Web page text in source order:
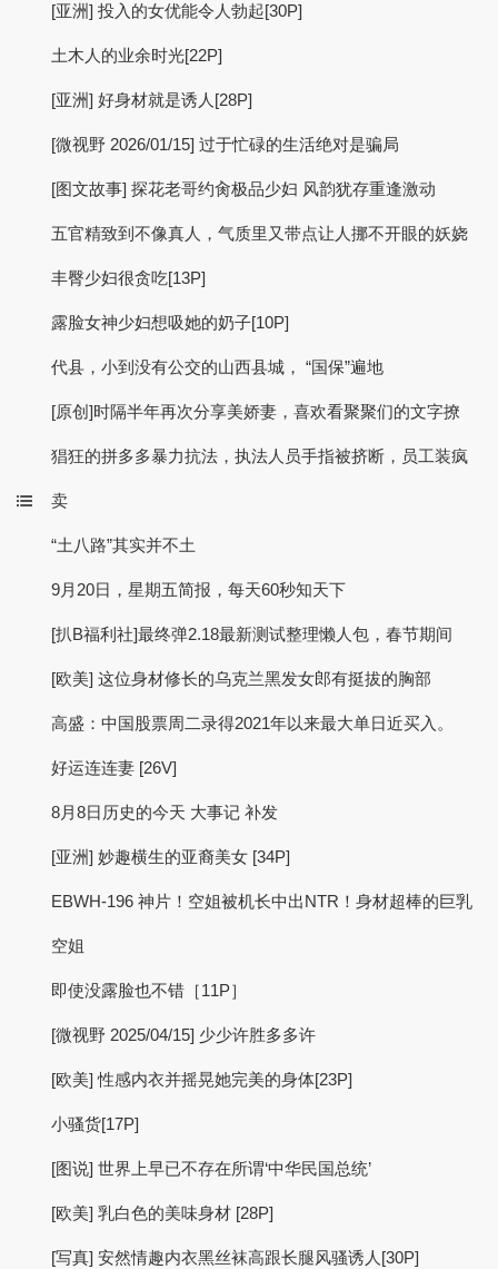
[亚洲] 投入的女优能令人勃起[30P]
土木人的业余时光[22P]
[亚洲] 好身材就是诱人[28P]
[微视野 2026/01/15] 过于忙碌的生活绝对是骗局
[图文故事] 探花老哥约肏极品少妇 风韵犹存重逢激动
五官精致到不像真人，气质里又带点让人挪不开眼的妖娆
丰臀少妇很贪吃[13P]
露脸女神少妇想吸她的奶子[10P]
代县，小到没有公交的山西县城， “国保”遍地
[原创]时隔半年再次分享美娇妻，喜欢看聚聚们的文字撩
猖狂的拼多多暴力抗法，执法人员手指被挤断，员工装疯
卖
“土八路”其实并不土
9月20日，星期五简报，每天60秒知天下
[扒B福利社]最终弹2.18最新测试整理懒人包，春节期间
[欧美] 这位身材修长的乌克兰黑发女郎有挺拔的胸部
高盛：中国股票周二录得2021年以来最大单日近买入。
好运连连妻 [26V]
8月8日历史的今天 大事记 补发
[亚洲] 妙趣横生的亚裔美女 [34P]
EBWH-196 神片！空姐被机长中出NTR！身材超棒的巨乳
空姐
即使没露脸也不错［11P］
[微视野 2025/04/15] 少少许胜多多许
[欧美] 性感内衣并摇晃她完美的身体[23P]
小骚货[17P]
[图说] 世界上早已不存在所谓‘中华民国总统’
[欧美] 乳白色的美味身材 [28P]
[写真] 安然情趣内衣黑丝袜高跟长腿风骚诱人[30P]